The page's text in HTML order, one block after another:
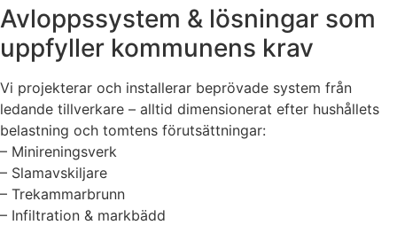
Avloppssystem & lösningar som
uppfyller kommunens krav
Vi projekterar och installerar beprövade system från
ledande tillverkare – alltid dimensionerat efter hushållets
belastning och tomtens förutsättningar:
– Minireningsverk
– Slamavskiljare
– Trekammarbrunn
– Infiltration & markbädd